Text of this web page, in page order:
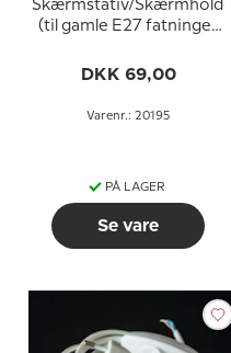
Skærmstativ/Skærmholder
(til gamle E27 fatninger
ø34 mm)
DKK 69,00
Varenr.: 20195
PÅ LAGER
Se vare